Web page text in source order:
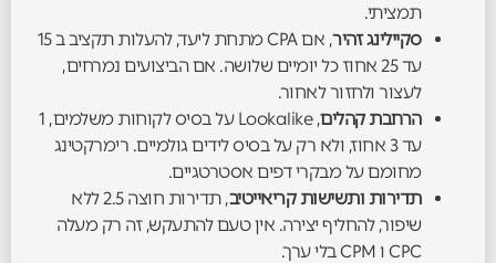
תמציתי.
סקיילינג זהיר
, אם CPA מתחת ליעד, להעלות תקציב ב 15
עד 25 אחוז כל יומיים שלושה. אם הביצועים נמרחים,
לעצור ולחזור לאחור.
הרחבת קהלים
, Lookalike על בסיס לקוחות משלמים, 1
עד 3 אחוז, ולא רק על בסיס לידים גולמיים. רימרקטינג
מחומם על מבקרי דפים אסטרטגיים.
תדירות ותשישות קריאייטיב
, תדירות חוצה 2.5 ללא
שיפור, להחליף יצירה. אין טעם להתעקש, זה רק מעלה
CPC ו CPM בלי ערך.